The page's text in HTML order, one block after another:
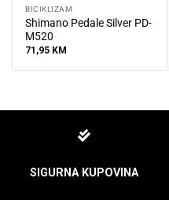
BICIKLIZAM
Shimano Pedale Silver PD-
M520
71,95 KM
SIGURNA KUPOVINA